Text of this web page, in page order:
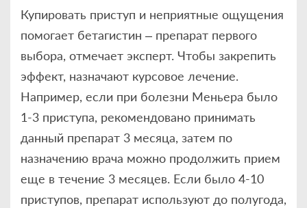
Купировать приступ и неприятные ощущения
помогает бетагистин – препарат первого
выбора, отмечает эксперт. Чтобы закрепить
эффект, назначают курсовое лечение.
Например, если при болезни Меньера было
1-3 приступа, рекомендовано принимать
данный препарат 3 месяца, затем по
назначению врача можно продолжить прием
еще в течение 3 месяцев. Если было 4-10
приступов, препарат используют до полугода,